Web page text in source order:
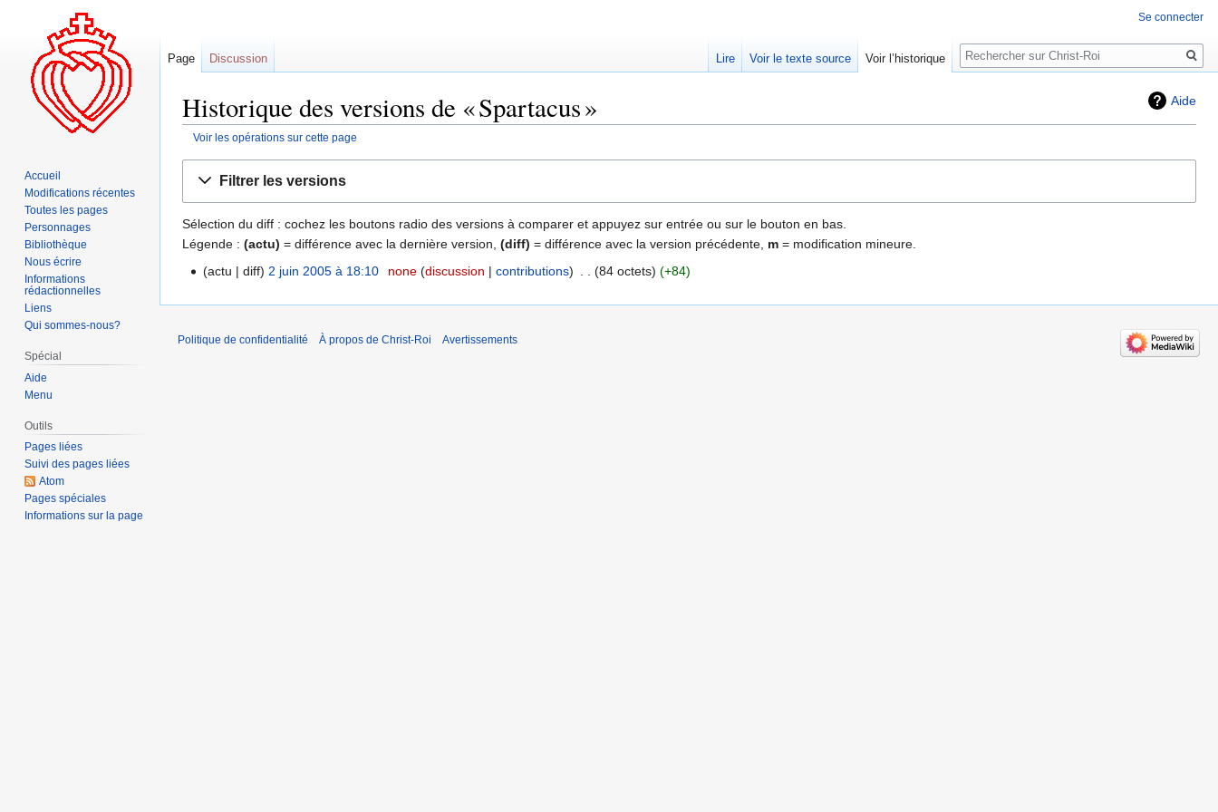
Aide
Historique des versions de « Spartacus »
Voir les opérations sur cette page
navigation
recherche
Filtrer les versions
Sélection du diff : cochez les boutons radio des versions à comparer et appuyez sur entrée ou sur le bouton en bas.
Légende : (actu) = différence avec la dernière version, (diff) = différence avec la version précédente, m = modification mineure.
actu
diff 2 juin 2005 à 18:10 none discussion contributions 84 octets +84
Se connecter
Page Discussion Lire Voir le texte source Voir l’historique
Rechercher
Accueil
Modifications récentes
Toutes les pages
Personnages
Bibliothèque
Nous écrire
Informations
rédactionnelles
Liens
Qui sommes-nous?
Spécial
Aide
Menu
Outils
Pages liées
Suivi des pages liées
Atom
Pages spéciales
Informations sur la page
Politique de confidentialité À propos de Christ-Roi Avertissements